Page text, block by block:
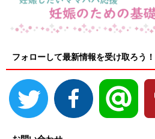
フォローして最新情報を受け取ろう！